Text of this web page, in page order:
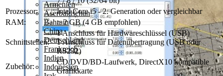
Armenien
Aserbaidschan
Bahrain
China
Deutschland
Frankreich
Indien
Indonesien
Prozessor:
Intel Core i5 - 2. Generation oder vergleichbar
RAM:
≥ 2 GB (4 GB empfohlen)
Schnittstellen:
1 Anschluss für Hardwareschlüssel (USB)
1 Anschluss für Datenübertragung (USB oder
RS232)
Zubehör:
CD/DVD/BD-Laufwerk, DirectX10 kompatible
Grafikkarte